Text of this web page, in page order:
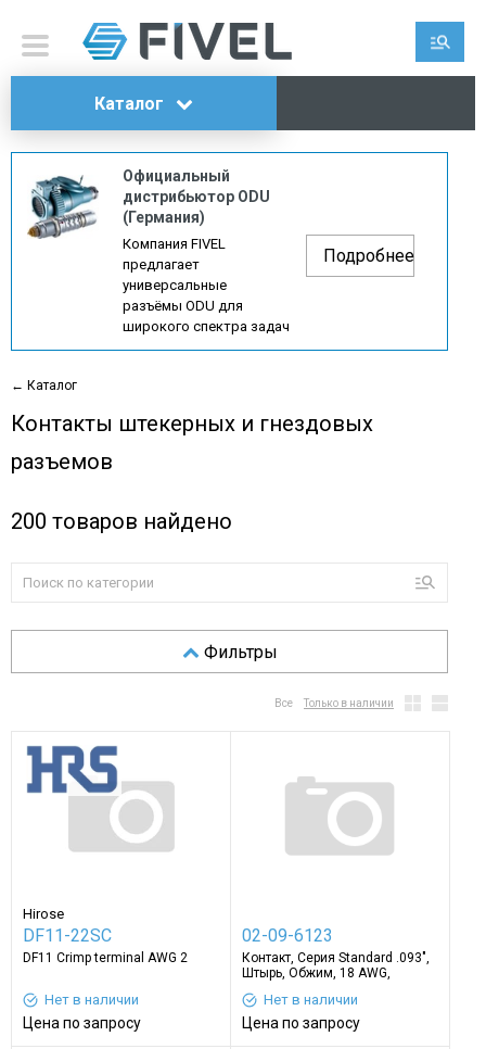
Каталог
Официальный
дистрибьютор ODU
(Германия)
Компания FIVEL
предлагает
универсальные
разъёмы ODU для
широкого спектра задач
Подробнее
← Каталог
Контакты штекерных и гнездовых
разъемов
200 товаров найдено
Фильтры
Все Только в наличии
Hirose
DF11-22SC
DF11 Crimp terminal AWG 2
Нет в наличии
Цена по запросу
02-09-6123
Контакт, Серия Standard .093",
Штырь, Обжим, 18 AWG,
ЗолотаНет в наличии
Цена по запросу